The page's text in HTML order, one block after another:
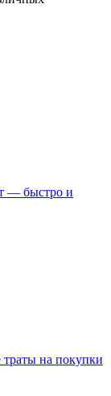
— быстро и
на покупки